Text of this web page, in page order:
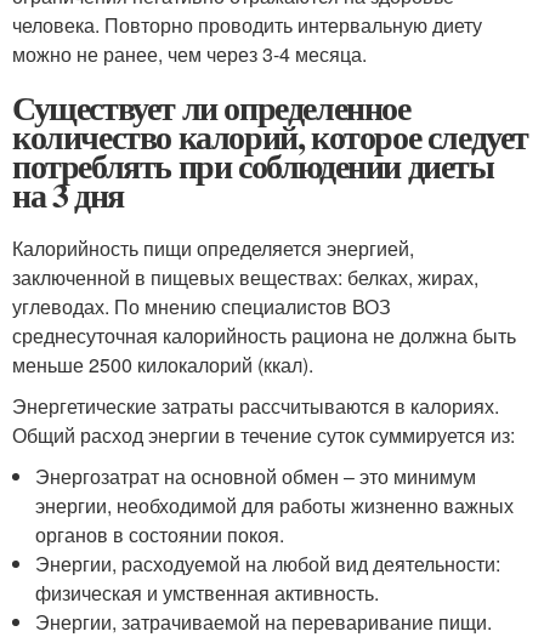
человека. Повторно проводить интервальную диету
можно не ранее, чем через 3-4 месяца.
Существует ли определенное
количество калорий, которое следует
потреблять при соблюдении диеты
на 3 дня
Калорийность пищи определяется энергией,
заключенной в пищевых веществах: белках, жирах,
углеводах. По мнению специалистов ВОЗ
среднесуточная калорийность рациона не должна быть
меньше 2500 килокалорий (ккал).
Энергетические затраты рассчитываются в калориях.
Общий расход энергии в течение суток суммируется из:
Энергозатрат на основной обмен – это минимум
энергии, необходимой для работы жизненно важных
органов в состоянии покоя.
Энергии, расходуемой на любой вид деятельности:
физическая и умственная активность.
Энергии, затрачиваемой на переваривание пищи.